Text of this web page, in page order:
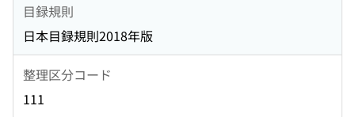
目録規則
日本目録規則2018年版
整理区分コード
111